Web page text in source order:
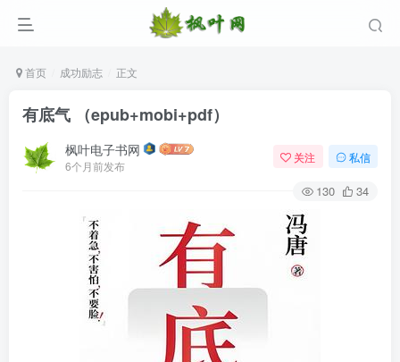
首页 成功励志 正文
有底气 （epub+mobi+pdf）
枫叶电子书网
6个月前发布
关注 私信
130 34
登录
没有账号？立即注册
用户名/手机号/邮箱